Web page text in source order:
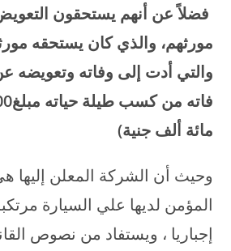
فضلاً عن أنهم يستحقون
مورثهم، والذي كان يستحقه
والتي أدت إلى وفاته وتعويضه
مائة ألف جنية)
وحيث أن الشركة المعلن إليها
المؤمن لديها علي السيارة